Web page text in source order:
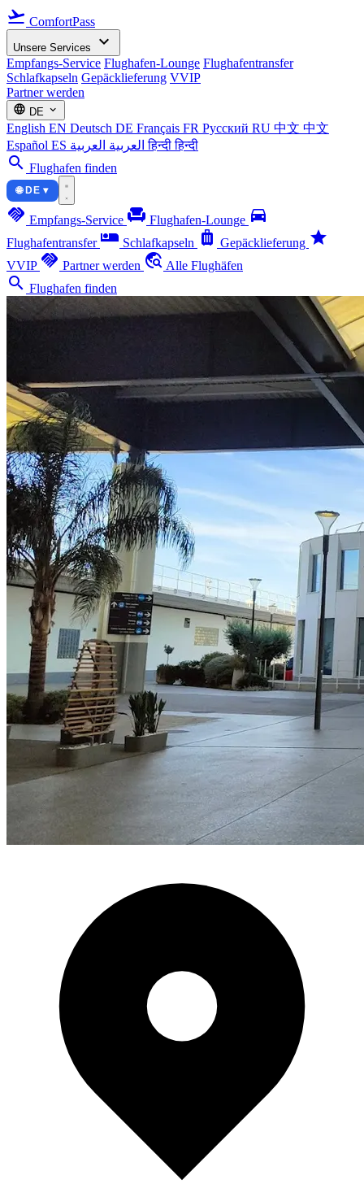
flight_takeoff ComfortPass
Unsere Services expand_more
Empfangs-Service Flughafen-Lounge Flughafentransfer
Schlafkapseln Gepäcklieferung VVIP
Partner werden
language DE expand_more
English EN Deutsch DE Français FR Русский RU 中文 中文
Español ES العربية العربية हिन्दीहिन्दी
search Flughafen finden
🌐 DE ▾
handshake Empfangs-Service chair Flughafen-Lounge directions_car
Flughafentransfer airline_seat_individual_suite Schlafkapseln luggage Gepäcklieferung star
VVIP handshake Partner werden travel_explore Alle Flughäfen
search Flughafen finden